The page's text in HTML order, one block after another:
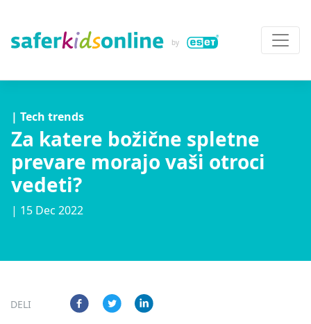
| Tech trends
Za katere božične spletne
prevare morajo vaši otroci
vedeti?
| 15 Dec 2022
DELI